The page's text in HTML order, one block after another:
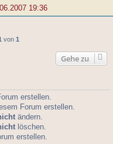
19:36
von 1
Gehe zu
erstellen.
Forum erstellen.
ändern.
löschen.
erstellen.